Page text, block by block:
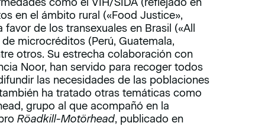
en el ámbito rural («Food Justice»,
de los transexuales en Brasil («All
microcréditos (Perú, Guatemala,
otros. Su estrecha colaboración con
Noor, han servido para recoger todos
las necesidades de las poblaciones
ha tratado otras temáticas como
grupo al que acompañó en la
Röadkill-Motörhead, publicado en